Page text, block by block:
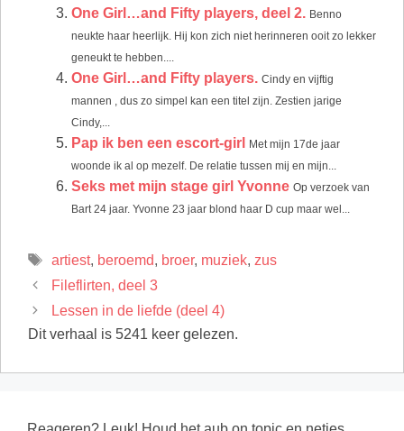
One Girl…and Fifty players, deel 2. Benno
neukte haar heerlijk. Hij kon zich niet herinneren ooit zo lekker
geneukt te hebben....
One Girl…and Fifty players. Cindy en vijftig
mannen , dus zo simpel kan een titel zijn. Zestien jarige
Cindy,...
Pap ik ben een escort-girl
Met mijn 17de jaar
woonde ik al op mezelf. De relatie tussen mij en mijn...
Seks met mijn stage girl Yvonne Op verzoek van
Bart 24 jaar. Yvonne 23 jaar blond haar D cup maar wel...
Tags
artiest, beroemd, broer, muziek, zus
Fileflirten, deel 3
Lessen in de liefde (deel 4)
Dit verhaal is 5241 keer gelezen.